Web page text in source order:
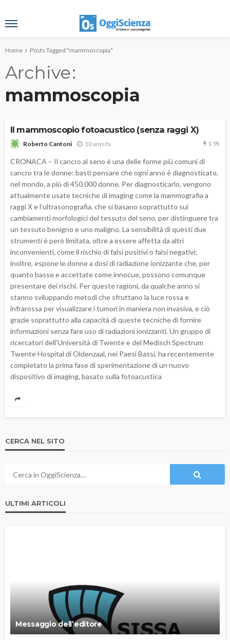
Home Posts Tagged "mammoscopia"
Archive
mammoscopia
Il mammoscopio fotoacustico (senza raggi X)
Roberto Cantoni 10 anni fa 1.9k
CRONACA – Il cancro al seno è una delle forme più comuni di
cancro tra le donne: basti pensare che ogni anno è diagnosticato,
nel mondo, a più di 450.000 donne. Per diagnosticarlo, vengono
attualmente usate tecniche di imaging come la mammografia a
raggi X e l’ultrasonografia, che si basano soprattutto sui
cambiamenti morfologici del tessuto del seno, per distinguere tra
un tessuto benigno e uno maligno. La sensibilità di questi due
strumenti è però limitata, oltre a essere affetta da altri
inconvenienti, come il rischio di falsi positivi o falsi negativi;
inoltre, espone le donne a dosi di radiazione ionizzante che, per
quanto basse e accettate come innocue, possono comunque
presentare dei rischi. Per queste ragioni, da qualche anno si
stanno sviluppando metodi che sfruttano la luce rossa e
infrarossa per visualizzare i tumori in maniera non invasiva, e ciò
grazie soprattutto alla capacità di queste tecniche di fornire
informazioni senza fare uso di radiazioni ionizzanti. Un gruppo di
ricercatori dell’Università di Twente e del Medisch Spectrum
Twente Hospital di Oldenzaal, nei Paesi Bassi, ha recentemente
completato la prima fase di sperimentazione di un nuovo
dispositivo di imaging, basato sulla fotoacustica
CERCA NEL SITO
ULTIMI ARTICOLI
Messaggio dell’editore